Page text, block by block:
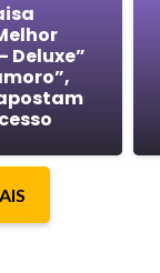
Deluxe”